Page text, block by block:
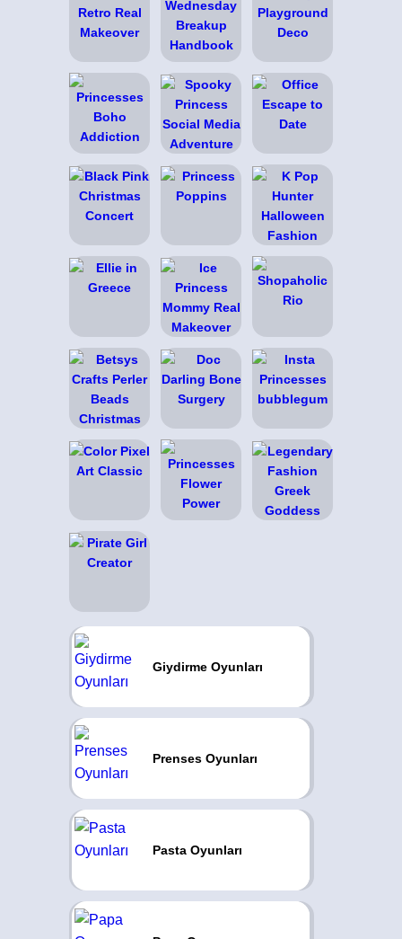
Giydirme Oyunları
Prenses Oyunları
Pasta Oyunları